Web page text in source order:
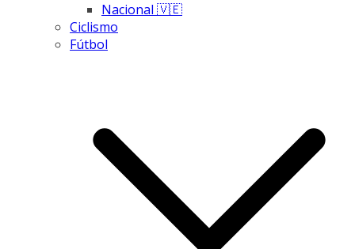
Nacional 🇻🇪
Ciclismo
Fútbol